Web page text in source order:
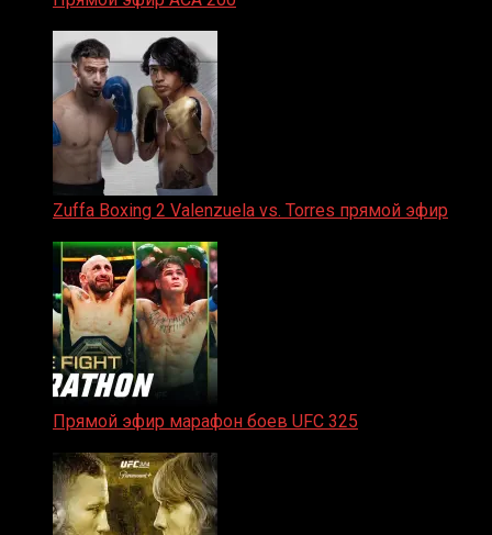
Zuffa Boxing 2 Valenzuela vs. Torres прямой эфир
Прямой эфир марафон боев UFC 325